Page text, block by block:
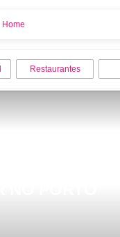
Home
Restaurantes